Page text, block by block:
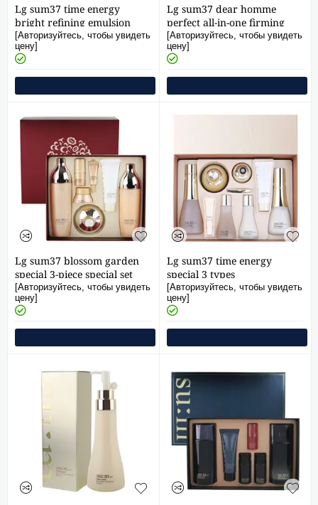
Lg sum37 time energy
bright refining emulsion
120ml
[Авторизуйтесь, чтобы увидеть
цену]
Lg sum37 dear homme
perfect all-in-one firming
serum special set
[Авторизуйтесь, чтобы увидеть
цену]
Lg sum37 blossom garden
special 3-piece special set
[Авторизуйтесь, чтобы увидеть
цену]
Lg sum37 time energy
special 3 types
[Авторизуйтесь, чтобы увидеть
цену]